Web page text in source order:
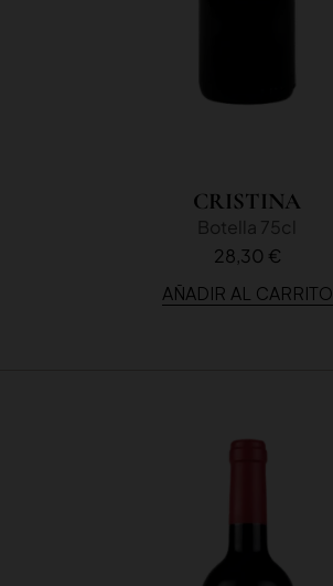
CRISTINA
Botella 75cl
28,30 €
AÑADIR AL CARRITO